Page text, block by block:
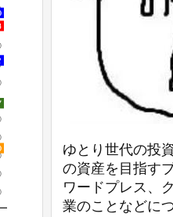
ゆとり世代の投
の資産を目指す
ワードプレス、
業のことなどに